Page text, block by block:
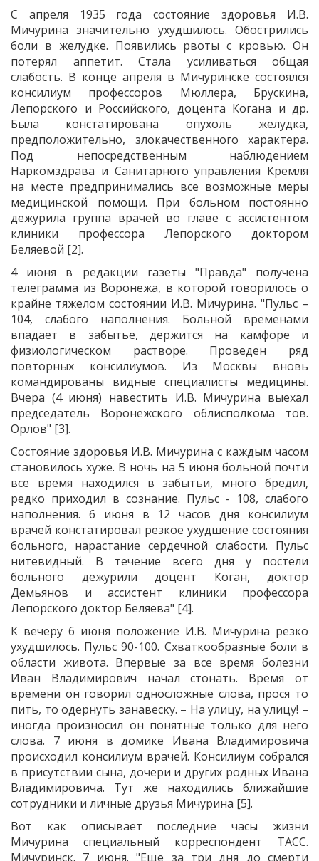
С апреля 1935 года состояние здоровья И.В.
Мичурина значительно ухудшилось. Обострились
боли в желудке. Появились рвоты с кровью. Он
потерял аппетит. Стала усиливаться общая
слабость. В конце апреля в Мичуринске состоялся
консилиум профессоров Мюллера, Брускина,
Лепорского и Российского, доцента Когана и др.
Была констатирована опухоль желудка,
предположительно, злокачественного характера.
Под непосредственным наблюдением
Наркомздрава и Санитарного управления Кремля
на месте предпринимались все возможные меры
медицинской помощи. При больном постоянно
дежурила группа врачей во главе с ассистентом
клиники профессора Лепорского доктором
Беляевой [2].
4 июня в редакции газеты "Правда" получена
телеграмма из Воронежа, в которой говорилось о
крайне тяжелом состоянии И.В. Мичурина. "Пульс –
104, слабого наполнения. Больной временами
впадает в забытье, держится на камфоре и
физиологическом растворе. Проведен ряд
повторных консилиумов. Из Москвы вновь
командированы видные специалисты медицины.
Вчера (4 июня) навестить И.В. Мичурина выехал
председатель Воронежского облисполкома тов.
Орлов" [3].
Состояние здоровья И.В. Мичурина с каждым часом
становилось хуже. В ночь на 5 июня больной почти
все время находился в забытьи, много бредил,
редко приходил в сознание. Пульс - 108, слабого
наполнения. 6 июня в 12 часов дня консилиум
врачей констатировал резкое ухудшение состояния
больного, нарастание сердечной слабости. Пульс
нитевидный. В течение всего дня у постели
больного дежурили доцент Коган, доктор
Демьянов и ассистент клиники профессора
Лепорского доктор Беляева" [4].
К вечеру 6 июня положение И.В. Мичурина резко
ухудшилось. Пульс 90-100. Схваткообразные боли в
области живота. Впервые за все время болезни
Иван Владимирович начал стонать. Время от
времени он говорил односложные слова, прося то
пить, то одернуть занавеску. – На улицу, на улицу! –
иногда произносил он понятные только для него
слова. 7 июня в домике Ивана Владимировича
происходил консилиум врачей. Консилиум собрался
в присутствии сына, дочери и других родных Ивана
Владимировича. Тут же находились ближайшие
сотрудники и личные друзья Мичурина [5].
Вот как описывает последние часы жизни
Мичурина специальный корреспондент ТАСС.
Мичуринск. 7 июня. "Еще за три дня до смерти